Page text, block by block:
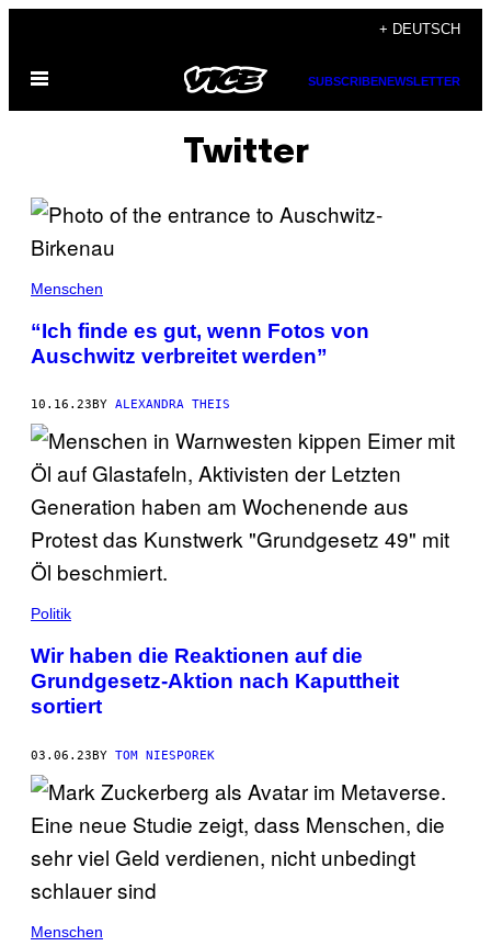
content
+ DEUTSCH
Open
SUBSCRIBENEWSLETTER
Twitter
Menschen
“Ich finde es gut, wenn Fotos von
Auschwitz verbreitet werden”
10.16.23 BY ALEXANDRA THEIS
Politik
Wir haben die Reaktionen auf die
Grundgesetz-Aktion nach Kaputtheit
sortiert
03.06.23BY TOM NIESPOREK
Menschen